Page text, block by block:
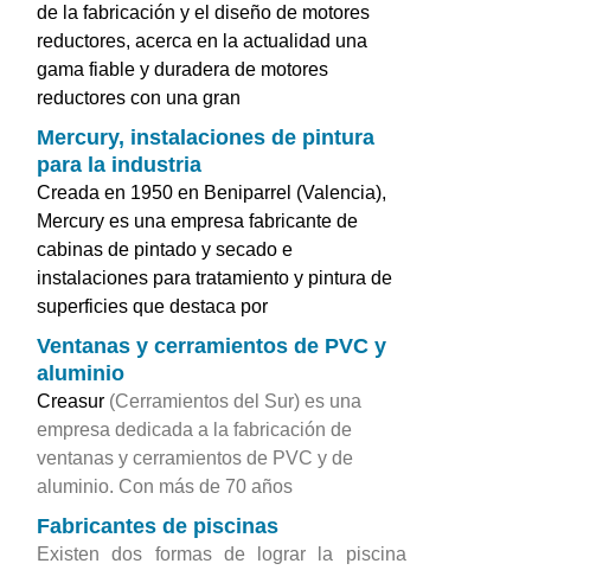
de la fabricación y el diseño de motores
reductores, acerca en la actualidad una
gama fiable y duradera de motores
reductores con una gran
Mercury, instalaciones de pintura
para la industria
Creada en 1950 en Beniparrel (Valencia),
Mercury es una empresa fabricante de
cabinas de pintado y secado e
instalaciones para tratamiento y pintura de
superficies que destaca por
Ventanas y cerramientos de PVC y
aluminio
Creasur (Cerramientos del Sur) es una
empresa dedicada a la fabricación de
ventanas y cerramientos de PVC y de
aluminio. Con más de 70 años
Fabricantes de piscinas
Existen dos formas de lograr la piscina